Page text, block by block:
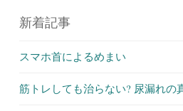
新着記事
スマホ首によるめまい
筋トレしても治らない? 尿漏れの